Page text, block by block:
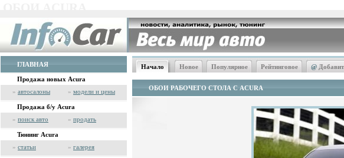
ГЛАВНАЯ
Продажа новых Acura
» автосалоны » модели и цены
Продажа б/у Acura
» поиск авто » продать
Тюнинг Acura
» статьи » галерея
Начало Новое Популярное Рейтинговое @
ОБОИ РАБОЧЕГО СТОЛА С ACURA